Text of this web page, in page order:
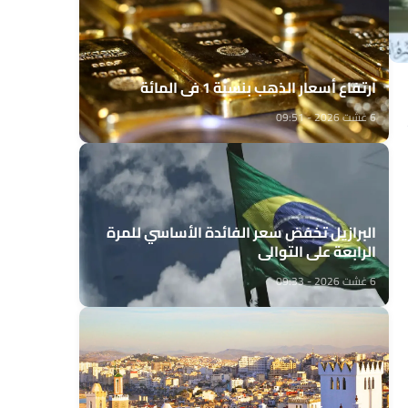
ارتفاع أسعار الذهب بنسبة 1 في المائة
6 غشت 2026 - 09:51
البرازيل تخفض سعر الفائدة الأساسي للمرة
الرابعة على التوالي
6 غشت 2026 - 09:33